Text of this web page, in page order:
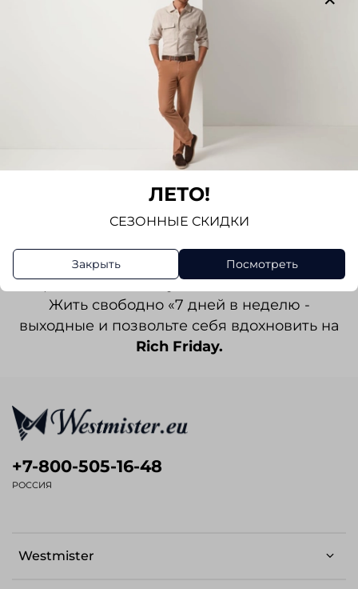
уникальным и ценит истинное качество
жизни.
Купить мужскую одежду RICH FRIDAY
(перейти в каталог) >>>
Человек, который может себе позволить
самому выбирать себе жизненный путь,
быть компетентным и успешным как в
время. Отличный вкус - это само собой
разумеющееся для него. Лучшие
и высокое качество обработки делает
сорочкиRich Fridayвашими любимыми.
Жить свободно «7 дней в неделю -
выходные и позвольте себя вдохновить на
Rich Friday.
Westmister
+7-800-505-16-48
РОССИЯ
ЛЕТО!
СЕЗОННЫЕ СКИДКИ
Закрыть Посмотреть